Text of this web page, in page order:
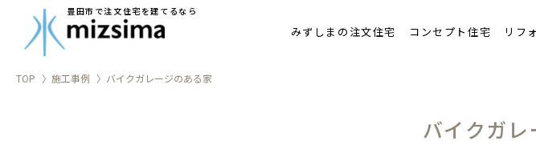
豊田市で注文住宅を建てるなら
みずしまの注文住宅
家づくりの流れ コンセプト住宅 リフ
TOP 施工事例 バイクガレージのある家
バイクガ